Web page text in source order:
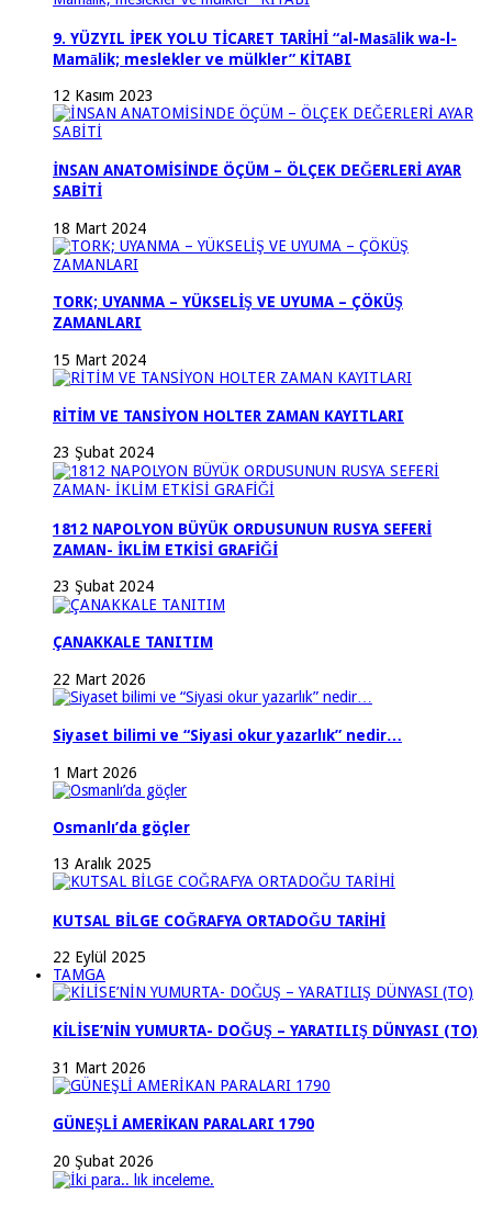
9. YÜZYIL İPEK YOLU TİCARET TARİHİ “al-Masālik wa-l-
Mamālik; meslekler ve mülkler” KİTABI
12 Kasım 2023
İNSAN ANATOMİSİNDE ÖÇÜM – ÖLÇEK DEĞERLERİ AYAR
SABİTİ
18 Mart 2024
TORK; UYANMA – YÜKSELİŞ VE UYUMA – ÇÖKÜŞ
ZAMANLARI
15 Mart 2024
RİTİM VE TANSİYON HOLTER ZAMAN KAYITLARI
23 Şubat 2024
1812 NAPOLYON BÜYÜK ORDUSUNUN RUSYA SEFERİ
ZAMAN- İKLİM ETKİSİ GRAFİĞİ
23 Şubat 2024
ÇANAKKALE TANITIM
22 Mart 2026
Siyaset bilimi ve “Siyasi okur yazarlık” nedir…
1 Mart 2026
Osmanlı’da göçler
13 Aralık 2025
KUTSAL BİLGE COĞRAFYA ORTADOĞU TARİHİ
22 Eylül 2025
TAMGA
KİLİSE’NİN YUMURTA- DOĞUŞ – YARATILIŞ DÜNYASI (TO)
31 Mart 2026
GÜNEŞLİ AMERİKAN PARALARI 1790
20 Şubat 2026